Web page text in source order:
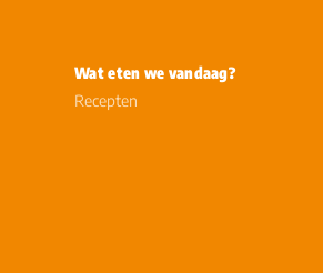
Wat eten we vandaag?
Recepten